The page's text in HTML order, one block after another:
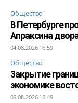
Общество
В Петербурге
Апраксина
04.08.2026 16:59
Общество
Закрытие
экономике
06.08.2026 16:49